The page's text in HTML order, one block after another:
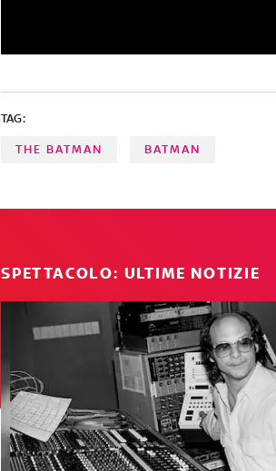
TAG:
THE BATMAN BATMAN
SPETTACOLO: ULTIME NOTIZIE